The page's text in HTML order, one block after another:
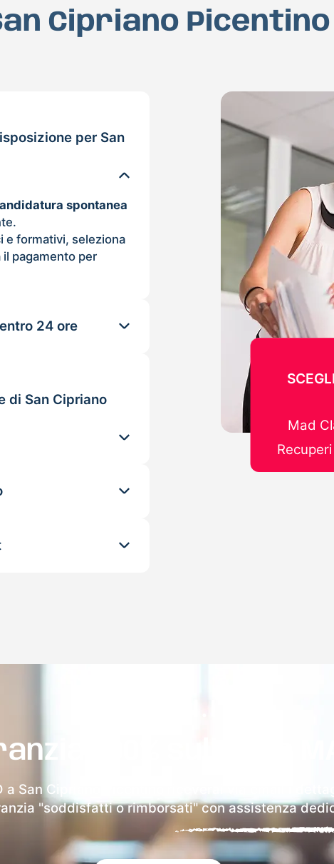
Cipriano
per San
spontanea
e formativi, seleziona
pagamento per
24 ore
di San Cipriano
Mad
100% sulla tua
a San Cipriano Picentino riceverai via email i
"soddisfatti o rimborsati" con assistenza